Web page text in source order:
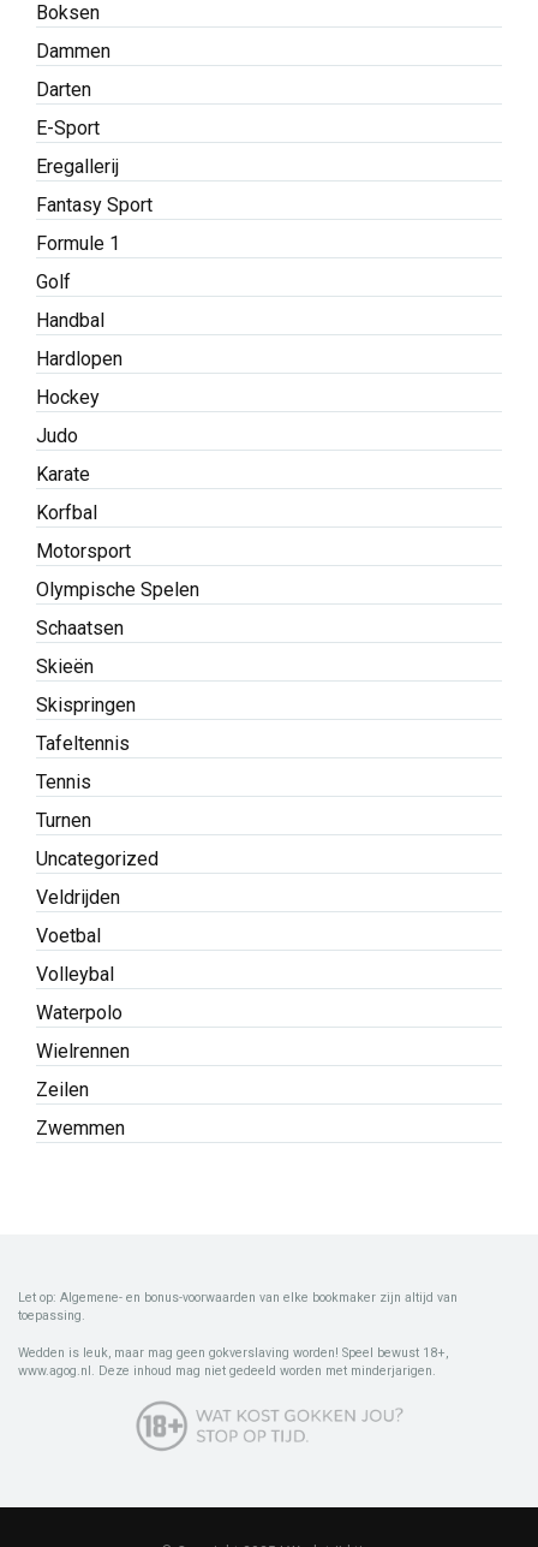
Boksen
Dammen
Darten
E-Sport
Eregallerij
Fantasy Sport
Formule 1
Golf
Handbal
Hardlopen
Hockey
Judo
Karate
Korfbal
Motorsport
Olympische Spelen
Schaatsen
Skieën
Skispringen
Tafeltennis
Tennis
Turnen
Uncategorized
Veldrijden
Voetbal
Volleybal
Waterpolo
Wielrennen
Zeilen
Zwemmen
Let op: Algemene- en bonus-voorwaarden van elke bookmaker zijn altijd van
toepassing.
Wedden is leuk, maar mag geen gokverslaving worden! Speel bewust 18+,
www.agog.nl. Deze inhoud mag niet gedeeld worden met minderjarigen.